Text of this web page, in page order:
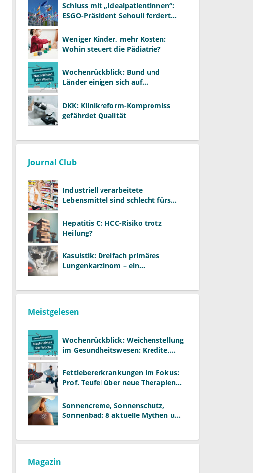
Schluss mit „Idealpatientinnen“:
ESGO-Präsident Sehouli fordert
Weniger Kinder, mehr Kosten:
Wohin steuert die Pädiatrie?
Wochenrückblick: Bund und
Länder einigen sich auf
Krankenhausreform
DKK: Klinikreform-Kompromiss
gefährdet Qualität
Journal Club
Industriell verarbeitete
Lebensmittel sind schlecht fürs
Hepatitis C: HCC-Risiko trotz
Heilung?
Kasuistik: Dreifach primäres
Lungenkarzinom – ein
Meistgelesen
Wochenrückblick: Weichenstellung
im Gesundheitswesen: Kredite,
Fettlebererkrankungen im Fokus:
Prof. Teufel über neue Therapien
Sonnencreme, Sonnenschutz,
Sonnenbad: 8 aktuelle Mythen und
Magazin